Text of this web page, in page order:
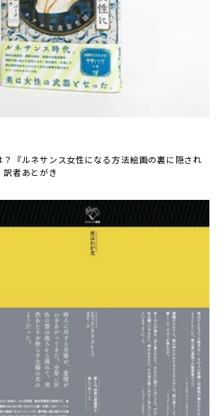
『ルネサンス女性になる方法――絵画の裏に隠され
者あとがき